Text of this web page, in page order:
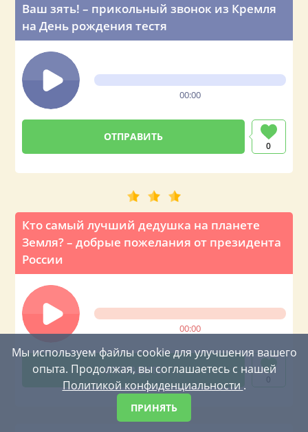
Ваш зять! – прикольный звонок из Кремля
на День рождения тестя
00:00
0
Кто самый лучший дедушка на планете
Земля? – добрые пожелания от президента
России
00:00
Мы используем файлы cookie для улучшения вашего
опыта. Продолжая, вы соглашаетесь с нашей
Политикой конфиденциальности .
ПРИНЯТЬ